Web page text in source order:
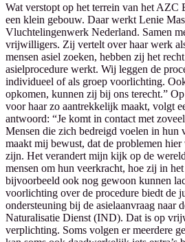
Wat verstopt op het terrein van het AZC
een klein gebouw. Daar werkt Lenie
Vluchtelingenwerk Nederland. Samen
vrijwilligers. Zij vertelt over haar werk
mensen asiel zoeken, hebben zij het
asielprocedure werkt. Wij leggen de
individueel of als groep voorlichting.
opkomen, kunnen zij bij ons terecht.”
voor haar zo aantrekkelijk maakt, volgt
antwoord: “Je komt in contact met
Mensen die zich bedreigd voelen in
maakt mij bewust, dat de problemen
zijn. Het verandert mijn kijk op de
mensen om hun veerkracht, hoe zij in het
bijvoorbeeld ook nog gewoon kunnen
voorlichting over de procedure biedt de
ondersteuning bij de asielaanvraag naar
Naturalisatie Dienst (IND). Dat is op
verplichting. Soms volgen er meerdere